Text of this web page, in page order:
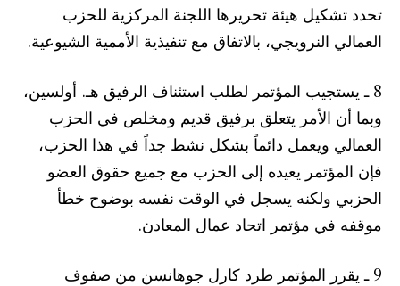
تحدد تشكيل هيئة تحريرها اللجنة المركزية للحزب
العمالي النرويجي، بالاتفاق مع تنفيذية الأممية الشيوعية.
8 ـ يستجيب المؤتمر لطلب استئناف الرفيق هـ. أولسين،
وبما أن الأمر يتعلق برفيق قديم ومخلص في الحزب
العمالي ويعمل دائماً بشكل نشط جداً في هذا الحزب،
فإن المؤتمر يعيده إلى الحزب مع جميع حقوق العضو
الحزبي ولكنه يسجل في الوقت نفسه بوضوح خطأ
موقفه في مؤتمر اتحاد عمال المعادن.
9 ـ يقرر المؤتمر طرد كارل جوهانسن من صفوف